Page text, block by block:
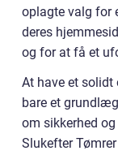
oplagte valg for
deres
og for at få et
At have et solidt
bare et
om sikkerhed
Slukefter